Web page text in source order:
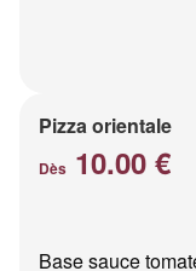
Pizza orientale
Dès 10.00 €
Base sauce